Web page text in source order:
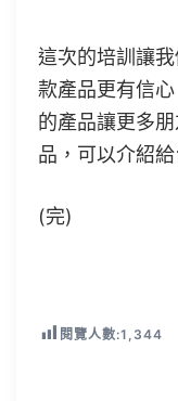
這次的培訓讓
款產品更有信
的產品讓更多
品，可以介紹
(完)
閱覽人數:1,344